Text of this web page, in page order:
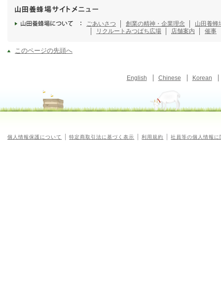
ごあいさつ 創業の精神・企業理念
山田養蜂
リクルート みつばち広場 店舗案内 催事
このページの先頭へ
English Chinese Korean
個人情報保護について 特定商取引法に基づく表示 利用規約 社員等の個人情報